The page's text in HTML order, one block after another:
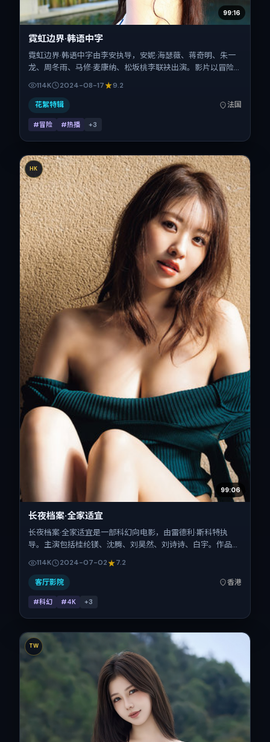
99:16
霓虹边界·韩语中字
霓虹边界·韩语中字由李安执导，安妮·海瑟薇、蒋奇明、朱一
龙、周冬雨、马修·麦康纳、松坂桃李联袂出演。影片以冒险
为叙事引擎，将故事锚定在法国，借跨文化视角下的群像碰撞
推进人物抉择与反转。2024年8月17日于法国首映（暑期
档），片长115分钟，适合喜欢强情节与细腻表演的观众。
114K 2024-08-17 9.2
花絮特辑 法国
#冒险 #热播 +3
HK
99:06
长夜档案·全家适宜
长夜档案·全家适宜是一部科幻向电影，由雷德利·斯科特执
导。主演包括桂纶镁、沈腾、刘昊然、刘诗诗、白宇。作品主
日期 2024-07-02，正片时长111分钟。
114K 2024-07-02 7.2
客厅影院 香港
#科幻 #4K +3
TW